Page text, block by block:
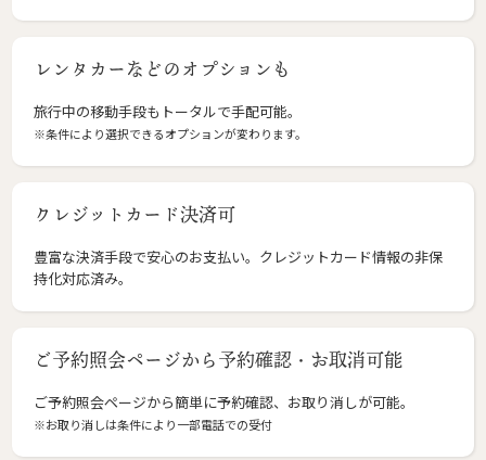
レンタカーなどのオプションも
旅行中の移動手段もトータルで手配可能。
※条件により選択できるオプションが変わります。
クレジットカード決済可
豊富な決済手段で安心のお支払い。クレジットカード情報の非保
持化対応済み。
ご予約照会ページから予約確認・お取消可能
ご予約照会ページから簡単に予約確認、お取り消しが可能。
※お取り消しは条件により一部電話での受付